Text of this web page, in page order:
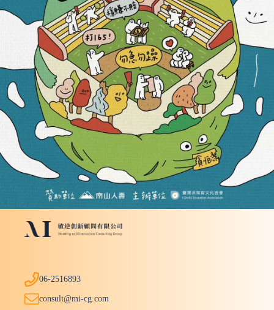
06-2516893
consult@mi-cg.com